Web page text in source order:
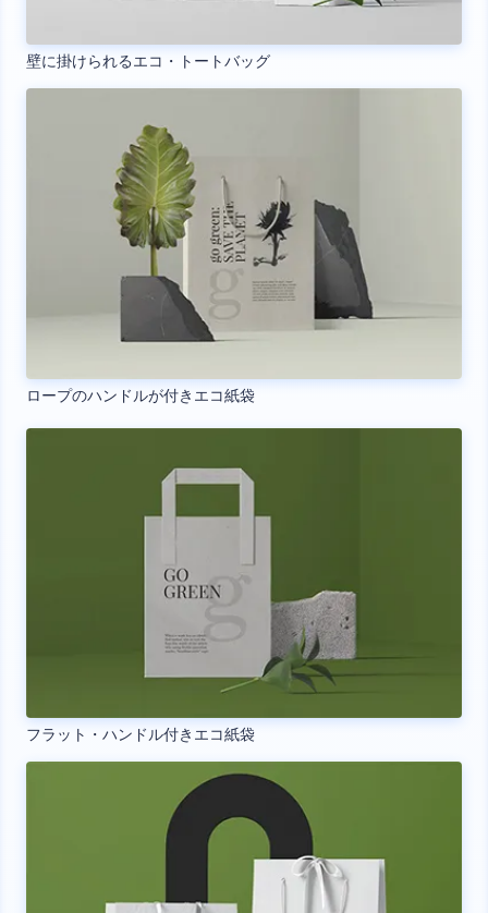
壁に掛けられるエコ・トートバッグ
ロープのハンドルが付きエコ紙袋
フラット・ハンドル付きエコ紙袋